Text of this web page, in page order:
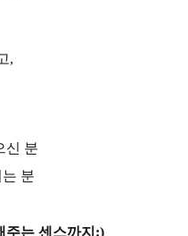
,
신 분
분
주는 센스까지:)